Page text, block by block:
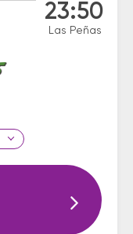
23:50
Las Peñas